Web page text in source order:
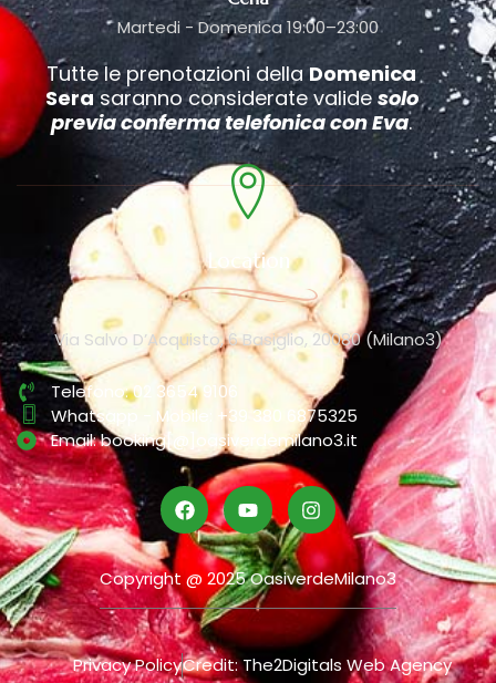
Martedi - Domenica 19:00–23:00
Tutte le prenotazioni dellaDomenica
Serasaranno considerate valide solo
previa conferma telefonica con Eva.
Location
Via Salvo D’Acquisto, 6 Basiglio, 20080 (Milano3)
Telefono: 02 3654 9106
Whatsapp - Mobile: +39 380 6875325
Email: booking[@]oasiverdemilano3.it
Copyright @ 2025 OasiverdeMilano3
Privacy PolicyCredit: The2Digitals Web Agency